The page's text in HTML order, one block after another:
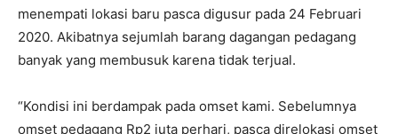
menempati lokasi baru pasca digusur pada 24 Februari
2020. Akibatnya sejumlah barang dagangan pedagang
banyak yang membusuk karena tidak terjual.
“Kondisi ini berdampak pada omset kami. Sebelumnya
omset pedagang Rp2 juta perhari, pasca direlokasi omset